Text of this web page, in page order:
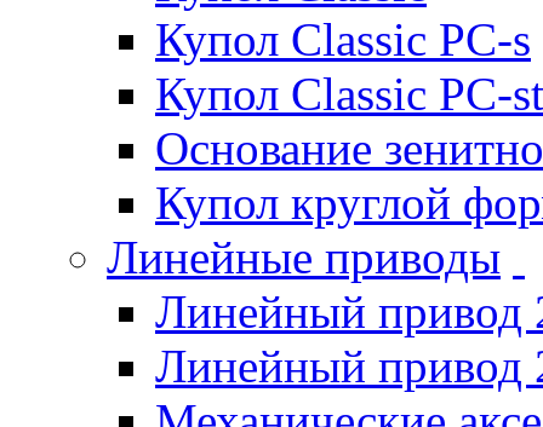
Купол Classic PC-s
Купол Classic PC-st
Основание
Купол круглой
Линейные приводы
Линейный привод
Линейный привод